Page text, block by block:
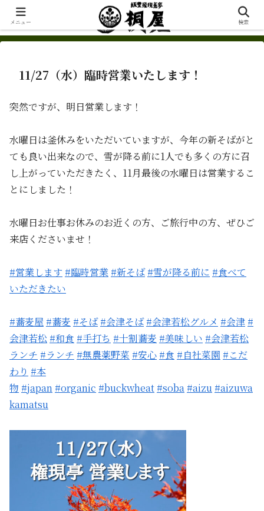
11/27（水）臨時営業いたします！
突然ですが、明日営業します！
水曜日は釜休みをいただいていますが、今年の新そばがと
ても良い出来なので、雪が降る前に1人でも多くの方に召
し上がっていただきたく、11月最後の水曜日は営業するこ
とにしました！
水曜日お仕事お休みのお近くの方、ご旅行中の方、ぜひご
来店くださいませ！
#営業します #臨時営業 #新そば #雪が降る前に #食べて
いただきたい
#蕎麦屋 #蕎麦 #そば #会津そば #会津若松グルメ #会津 #
会津若松 #和食 #手打ち #十割蕎麦 #美味しい #会津若松
ランチ #ランチ #無農薬野菜 #安心 #食 #自社菜園 #こだ
わり #本
物 #japan #organic #buckwheat #soba #aizu #aizuwa
kamatsu
メニュー 検索